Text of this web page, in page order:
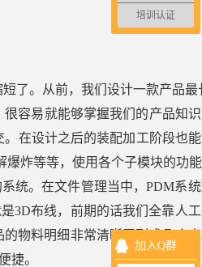
了。从前，我们设计一款产品最
容易就能够掌握我们的产品知
在设计之后的装配加工阶段也
炸等等，使用各个子模块的功
统。在文件管理当中，PDM系
3D布线，前期的话我们全靠人
物料明细非常清晰罗列成几个
捷。
加入Q群
培训认证